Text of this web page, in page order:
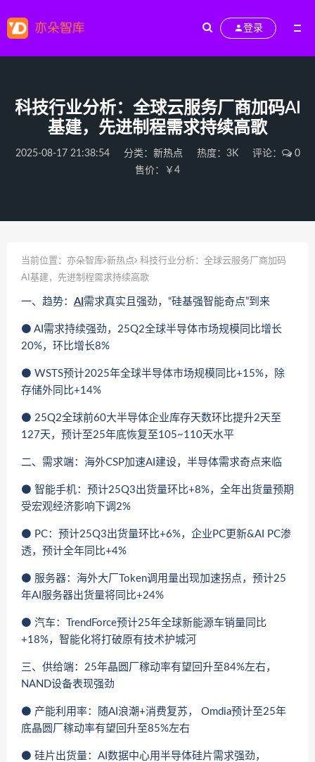
登录
科技行业分析：全球云服务厂商加码AI
基建，先进制程需求持续高歌
2025-08-17 21:38:54 分类： 新热点 热度：3K 评论：
0
售价：￥4
当前位置： 亦朵智库 新热点
科技行业分析：全球云服务厂商加码
AI基建，先进制程需求持续高歌
一、趋势： AI 需求真实且强劲，“硅基强智能奇点”到来
⚫ AI需求持续强劲，25Q2全球半导体市场规模同比增长
20%，环比增长8%
⚫ WSTS预计2025年全球半导体市场规模同比+15%，除
存储外同比+14%
⚫ 25Q2全球前60大半导体企业库存天数环比提升2天至
127天，预计至25年底恢复至105~110天水平
二、需求端：海外CSP加速AI建设，半导体需求奇点来临
⚫ 智能手机：预计25Q3出货量环比+8%，全年出货量预期
受宏观经济影响下调2%
⚫ PC：预计25Q3出货量环比+6%，企业PC更新&AI PC渗
透，预计全年同比+4%
⚫ 服务器：海外大厂Token调用量出现加速拐点，预计25
年AI服务器出货量将同比+24%
⚫ 汽车：TrendForce预计25年全球新能源车销量同比
+18%，智能化将打破原有技术护城河
三、供给端：25年晶圆厂稼动率有望回升至84%左右，
NAND设备表现强劲
⚫ 产能利用率：随AI浪潮+消费复苏， Omdia预计至25年
底晶圆厂稼动率有望回升至85%左右
⚫ 硅片出货量：AI数据中心用半导体硅片需求强劲，